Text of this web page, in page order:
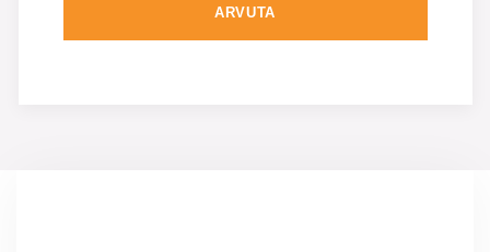
ARVUTA